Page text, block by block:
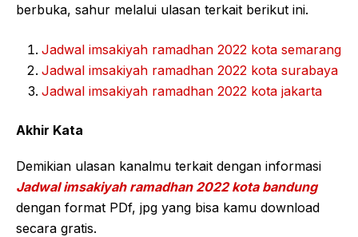
berbuka, sahur melalui ulasan terkait berikut ini.
Jadwal imsakiyah ramadhan 2022 kota semarang
Jadwal imsakiyah ramadhan 2022 kota surabaya
Jadwal imsakiyah ramadhan 2022 kota jakarta
Akhir Kata
Demikian ulasan kanalmu terkait dengan informasi
Jadwal imsakiyah ramadhan 2022 kota bandung
dengan format PDf, jpg yang bisa kamu download
secara gratis.